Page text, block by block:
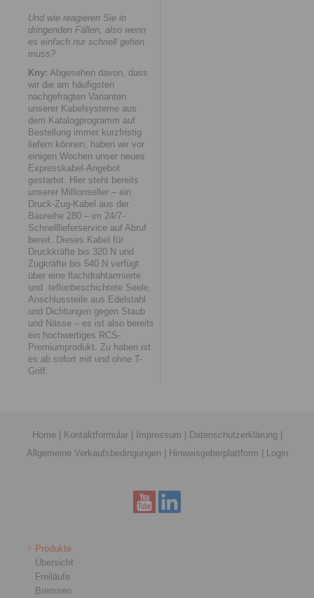
Und wie reagieren Sie in
dringenden Fällen, also wenn
es einfach nur schnell gehen
muss?
Kny: Abgesehen davon, dass
wir die am häufigsten
nachgefragten Varianten
unserer Kabelsysteme aus
dem Katalogprogramm auf
Bestellung immer kurzfristig
liefern können, haben wir vor
einigen Wochen unser neues
Expresskabel-Angebot
gestartet. Hier steht bereits
unserer Millionseller – ein
Druck-Zug-Kabel aus der
Baureihe 280 – im 24/7-
Schnelllieferservice auf Abruf
bereit. Dieses Kabel für
Druckkräfte bis 320 N und
Zugkräfte bis 540 N verfügt
über eine flachdrahtarmierte
und teflonbeschichtete Seele,
Anschlussteile aus Edelstahl
und Dichtungen gegen Staub
und Nässe – es ist also bereits
ein hochwertiges RCS-
Premiumprodukt. Zu haben ist
es ab sofort mit und ohne T-
Griff.
Home| Kontaktformular| Impressum | Datenschutzerklärung |
Allgemeine Verkaufsbedingungen | Hinweisgeberplattform | Login
Produkte
Übersicht
Freiläufe
Bremsen